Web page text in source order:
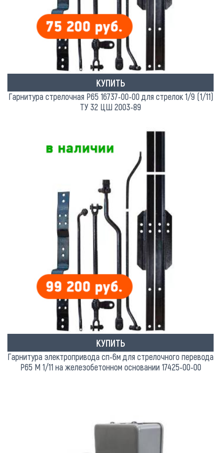
КУПИТЬ
Гарнитура стрелочная Р65 16737-00-00 для стрелок 1/9 (1/11)
ТУ 32 ЦШ 2003-89
КУПИТЬ
Гарнитура электропривода сп-6м для стрелочного перевода
Р65 М 1/11 на железобетонном основании 17425-00-00